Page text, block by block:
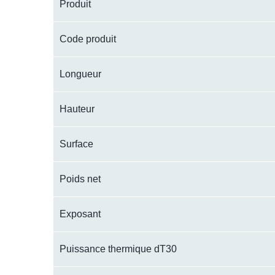
Produit
Code produit
Longueur
Hauteur
Surface
Poids net
Exposant
Puissance thermique dT30